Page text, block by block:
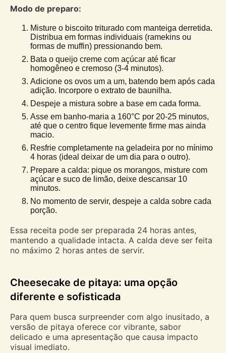
Modo de preparo:
Misture o biscoito triturado com manteiga derretida.
Distribua em formas individuais (ramekins ou
formas de muffin) pressionando bem.
Bata o queijo creme com açúcar até ficar
homogêneo e cremoso (3-4 minutos).
Adicione os ovos um a um, batendo bem após cada
adição. Incorpore o extrato de baunilha.
Despeje a mistura sobre a base em cada forma.
Asse em banho-maria a 160°C por 20-25 minutos,
até que o centro fique levemente firme mas ainda
macio.
Resfrie completamente na geladeira por no mínimo
4 horas (ideal deixar de um dia para o outro).
Prepare a calda: pique os morangos, misture com
açúcar e suco de limão, deixe descansar 10
minutos.
No momento de servir, despeje a calda sobre cada
porção.
Essa receita pode ser preparada 24 horas antes,
mantendo a qualidade intacta. A calda deve ser feita
no máximo 2 horas antes de servir.
Cheesecake de pitaya: uma opção
diferente e sofisticada
Para quem busca surpreender com algo inusitado, a
versão de pitaya oferece cor vibrante, sabor
delicado e uma apresentação que causa impacto
visual imediato.